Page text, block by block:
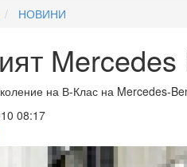
НОВИНИ
на В-Клас на Mercedes-
08:17